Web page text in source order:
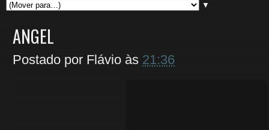
▼
ANGEL
Postado por Flávio às 21:36